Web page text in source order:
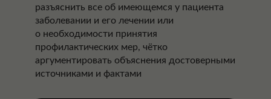
разъяснить все об имеющемся у пациента
заболевании и его лечении или
о необходимости принятия
профилактических мер, чётко
аргументировать объяснения достоверными
источниками и фактами